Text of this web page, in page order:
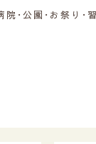
･公園･お祭り･